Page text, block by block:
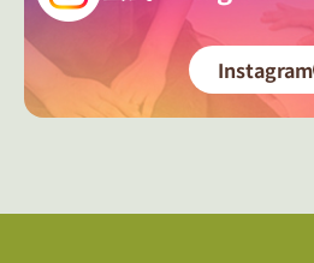
Instagram